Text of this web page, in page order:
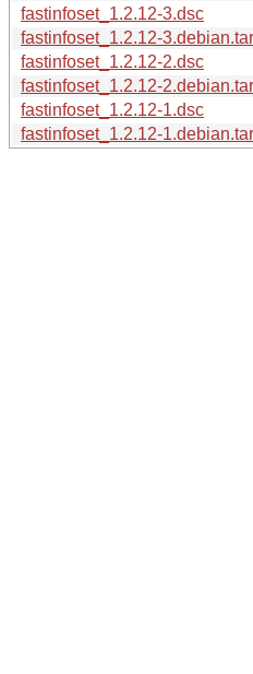
fastinfoset_1.2.12-3.dsc
fastinfoset_1.2.12-
fastinfoset_1.2.12-2.dsc
fastinfoset_1.2.12-
fastinfoset_1.2.12-1.dsc
fastinfoset_1.2.12-